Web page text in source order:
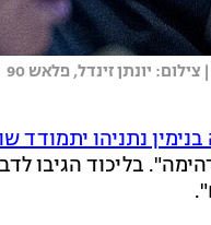
יונתן זינדל, פלאש 90
נתניהו יתמודד
בליכוד הגיבו